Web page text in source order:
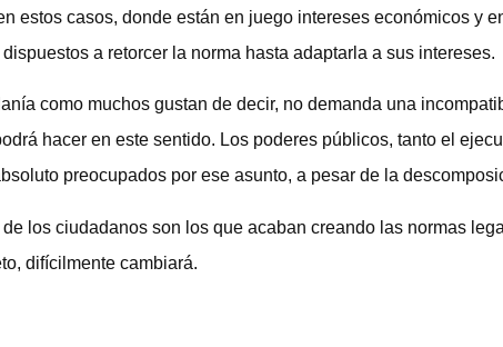
estos casos, donde están en juego intereses económicos y
a retorcer la norma hasta adaptarla a sus intereses.
como muchos gustan de decir, no demanda una
hacer en este sentido. Los poderes públicos, tanto el
preocupados por ese asunto, a pesar de la
los ciudadanos son los que acaban creando las normas
difícilmente cambiará.